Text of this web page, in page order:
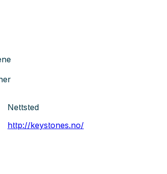
Nettsted
http://keystones.no/